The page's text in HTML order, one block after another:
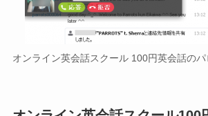
オンライン英会話スクール 100円英会話の